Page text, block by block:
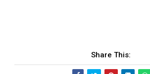
Share This: